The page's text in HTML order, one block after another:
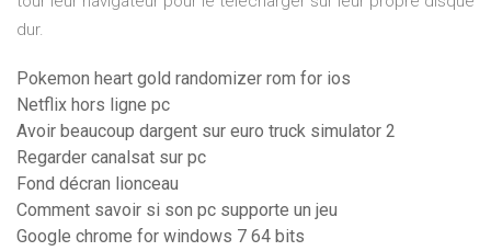
dur.
Pokemon heart gold randomizer rom for ios
Netflix hors ligne pc
Avoir beaucoup dargent sur euro truck simulator 2
Regarder canalsat sur pc
Fond décran lionceau
Comment savoir si son pc supporte un jeu
Google chrome for windows 7 64 bits